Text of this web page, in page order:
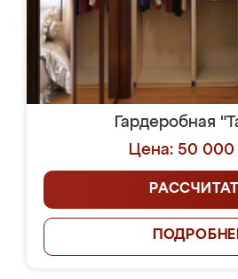
Гардеробная
Цена: 50 000